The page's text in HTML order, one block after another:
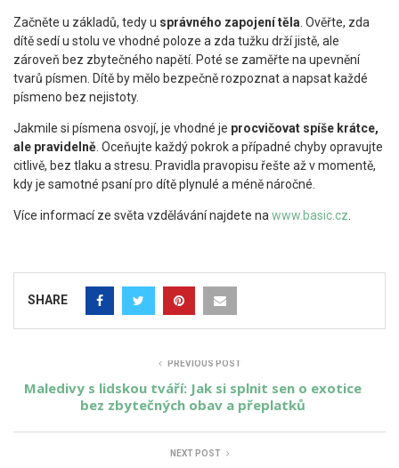
Začněte u základů, tedy u správného zapojení těla . Ověřte, zda
dítě sedí u stolu ve vhodné poloze a zda tužku drží jistě, ale
zároveň bez zbytečného napětí. Poté se zaměřte na upevnění
tvarů písmen. Dítě by mělo bezpečně rozpoznat a napsat každé
písmeno bez nejistoty.
Jakmile si písmena osvojí, je vhodné je procvičovat spíše krátce,
ale pravidelně . Oceňujte každý pokrok a případné chyby opravujte
citlivě, bez tlaku a stresu. Pravidla pravopisu řešte až v momentě,
kdy je samotné psaní pro dítě plynulé a méně náročné.
Více informací ze světa vzdělávání najdete na www.basic.cz
SHARE
PREVIOUS POST
Maledivy s lidskou tváří: Jak si splnit sen o exotice
bez zbytečných obav a přeplatků
NEXT POST